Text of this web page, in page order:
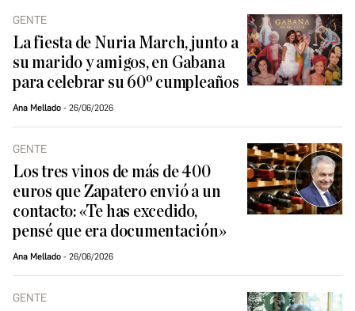
GENTE
La fiesta de Nuria March, junto a
su marido y amigos, en Gabana
para celebrar su 60º cumpleaños
Ana Mellado 26/06/2026
GENTE
Los tres vinos de más de 400
euros que Zapatero envió a un
contacto: «Te has excedido,
pensé que era documentación»
Ana Mellado 26/06/2026
GENTE